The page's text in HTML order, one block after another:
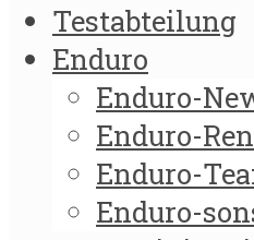
Testabteilung
Enduro
Enduro-
Enduro-
Enduro-
Enduro-